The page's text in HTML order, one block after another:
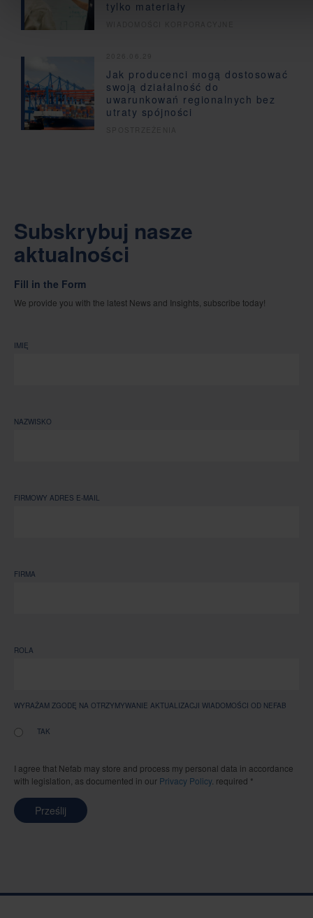
tylko materiały
Jak producenci mogą dostosować
swoją działalność do
uwarunkowań regionalnych bez
utraty spójności
Subskrybuj nasze
aktualności
Fill in the Form
We provide you with the latest News and Insights, subscribe today!
IMIĘ
NAZWISKO
FIRMOWY ADRES E-MAIL
FIRMA
ROLA
WYRAŻAM ZGODĘ NA OTRZYMYWANIE AKTUALIZACJI WIADOMOŚCI OD NEFAB
TAK
I agree that Nefab may store and process my personal data in accordance
with legislation, as documented in our Privacy Policy. required *
Prześlij